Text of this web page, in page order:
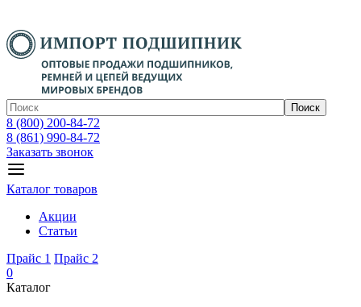
Поиск
8 (800) 200-84-72
8 (861) 990-84-72
Заказать звонок
Каталог товаров
Акции
Статьи
Прайс 1 Прайс 2
0
Каталог